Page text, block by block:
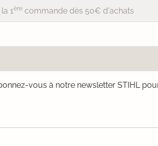
1èrecommande dès 50€ d'achats
vous à notre newsletter STIHL